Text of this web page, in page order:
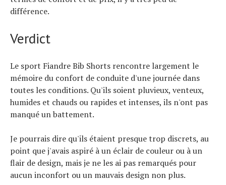
différence.
Verdict
Le sport Fiandre Bib Shorts rencontre largement le
mémoire du confort de conduite d'une journée dans
toutes les conditions. Qu'ils soient pluvieux, venteux,
humides et chauds ou rapides et intenses, ils n'ont pas
manqué un battement.
Je pourrais dire qu'ils étaient presque trop discrets, au
point que j'avais aspiré à un éclair de couleur ou à un
flair de design, mais je ne les ai pas remarqués pour
aucun inconfort ou un mauvais design non plus.